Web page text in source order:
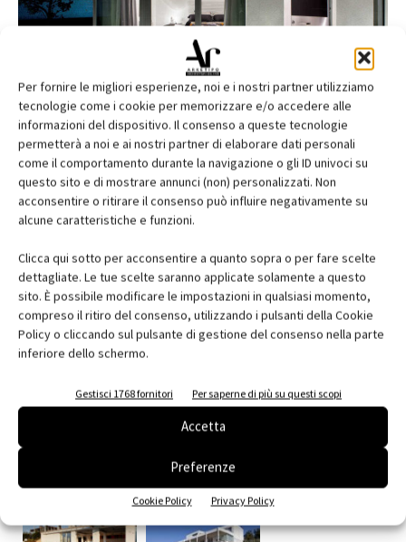
Per fornire le migliori esperienze, noi e i nostri partner utilizziamo
tecnologie come i cookie per memorizzare e/o accedere alle
informazioni del dispositivo. Il consenso a queste tecnologie
permetterà a noi e ai nostri partner di elaborare dati personali
come il comportamento durante la navigazione o gli ID univoci su
questo sito e di mostrare annunci (non) personalizzati. Non
acconsentire o ritirare il consenso può influire negativamente su
alcune caratteristiche e funzioni.
Clicca qui sotto per acconsentire a quanto sopra o per fare scelte
dettagliate. Le tue scelte saranno applicate solamente a questo
sito. È possibile modificare le impostazioni in qualsiasi momento,
compreso il ritiro del consenso, utilizzando i pulsanti della Cookie
Policy o cliccando sul pulsante di gestione del consenso nella parte
inferiore dello schermo.
Gestisci 1768 fornitori Per saperne di più su questi scopi
Accetta
Preferenze
Cookie Policy Privacy Policy
Oikos per una villa privata a Pescara
Scheda progetto
progetto: realizzazione di una villa privata
committente: utente privato
architetto: Sonia Ferretto
prodotto: Synua e Tekno
location: Pescara
anno progetto: 2011
anno completamento